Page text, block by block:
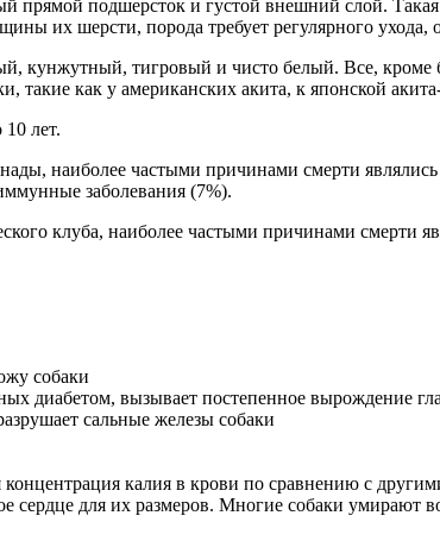
подшерсток и густой внешний слой. Такая
их шерсти, порода требует регулярного ухода,
кунжутный, тигровый и чисто белый. Все,
такие как у американских акита, к японской
лет.
наиболее частыми причинами смерти
заболевания (7%).
клуба, наиболее частыми причинами смерти
собаки
диабетом, вызывает постепенное вырождение
сальные железы собаки
калия в крови по сравнению с
сердце для их размеров. Многие собаки умирают